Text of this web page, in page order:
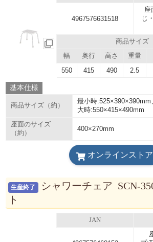
4967576631518
座
じ
商品サイズ
幅
奥行 高さ 重量
550 415 490 2.5
基本仕様
商品サイズ（約）
最小時:525×390×390mm
大時:550×415×490mm
座面のサイズ
（約）
400×270mm
オンラインストア
生産終了
シャワーチェア SCN-
ト
JAN